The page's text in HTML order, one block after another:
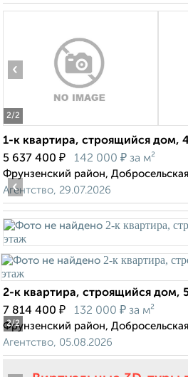
2/2
‹
1-к квартира, строящийся дом,
5 637 400 ₽ 142 000 ₽ за м²
Фрунзенский район,
Агентство, 29.07.2026
2/2
‹
2-к квартира, строящийся дом,
7 814 400 ₽ 132 000 ₽ за м²
Фрунзенский район,
Агентство, 05.08.2026